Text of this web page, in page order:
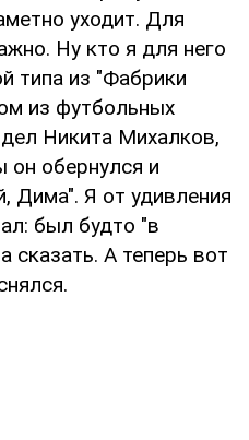
уходит. Для
Ну кто я для него
типа из "Фабрики
из футбольных
Никита Михалков,
он обернулся и
Дима". Я от удивления
был будто "в
сказать. А теперь вот